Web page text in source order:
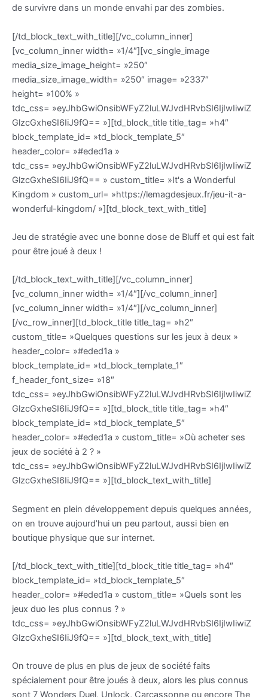
de survivre dans un monde envahi par des zombies.
[/td_block_text_with_title][/vc_column_inner]
[vc_column_inner width= »1/4″][vc_single_image
media_size_image_height= »250″
media_size_image_width= »250″ image= »2337″
height= »100% »
tdc_css= »eyJhbGwiOnsibWFyZ2luLWJvdHRvbSI6IjIwIiwiZ
GlzcGxheSI6IiJ9fQ== »][td_block_title title_tag= »h4″
block_template_id= »td_block_template_5″
header_color= »#eded1a »
tdc_css= »eyJhbGwiOnsibWFyZ2luLWJvdHRvbSI6IjIwIiwiZ
GlzcGxheSI6IiJ9fQ== » custom_title= »It's a Wonderful
Kingdom » custom_url= »https://lemagdesjeux.fr/jeu-it-a-
wonderful-kingdom/ »][td_block_text_with_title]
Jeu de stratégie avec une bonne dose de Bluff et qui est fait
pour être joué à deux !
[/td_block_text_with_title][/vc_column_inner]
[vc_column_inner width= »1/4″][/vc_column_inner]
[vc_column_inner width= »1/4″][/vc_column_inner]
[/vc_row_inner][td_block_title title_tag= »h2″
custom_title= »Quelques questions sur les jeux à deux »
header_color= »#eded1a »
block_template_id= »td_block_template_1″
f_header_font_size= »18″
tdc_css= »eyJhbGwiOnsibWFyZ2luLWJvdHRvbSI6IjIwIiwiZ
GlzcGxheSI6IiJ9fQ== »][td_block_title title_tag= »h4″
block_template_id= »td_block_template_5″
header_color= »#eded1a » custom_title= »Où acheter ses
jeux de société à 2 ? »
tdc_css= »eyJhbGwiOnsibWFyZ2luLWJvdHRvbSI6IjIwIiwiZ
GlzcGxheSI6IiJ9fQ== »][td_block_text_with_title]
Segment en plein développement depuis quelques années,
on en trouve aujourd’hui un peu partout, aussi bien en
boutique physique que sur internet.
[/td_block_text_with_title][td_block_title title_tag= »h4″
block_template_id= »td_block_template_5″
header_color= »#eded1a » custom_title= »Quels sont les
jeux duo les plus connus ? »
tdc_css= »eyJhbGwiOnsibWFyZ2luLWJvdHRvbSI6IjIwIiwiZ
GlzcGxheSI6IiJ9fQ== »][td_block_text_with_title]
On trouve de plus en plus de jeux de société faits
spécialement pour être joués à deux, alors les plus connus